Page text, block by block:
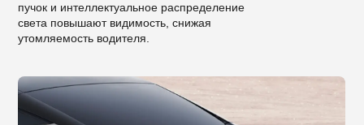
пучок и интеллектуальное распределение
света повышают видимость, снижая
утомляемость водителя.